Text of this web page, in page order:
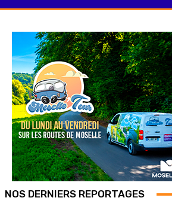
NOS DERNIERS REPORTAGES